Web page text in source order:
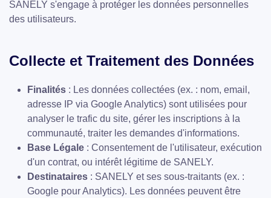
SANELY s'engage à protéger les données personnelles
des utilisateurs.
Collecte et Traitement des Données
Finalités : Les données collectées (ex. : nom, email,
adresse IP via Google Analytics) sont utilisées pour
analyser le trafic du site, gérer les inscriptions à la
communauté, traiter les demandes d'informations.
Base Légale : Consentement de l'utilisateur, exécution
d'un contrat, ou intérêt légitime de SANELY.
Destinataires : SANELY et ses sous-traitants (ex. :
Google pour Analytics). Les données peuvent être